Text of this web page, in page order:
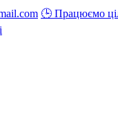
🕒 Працюємо